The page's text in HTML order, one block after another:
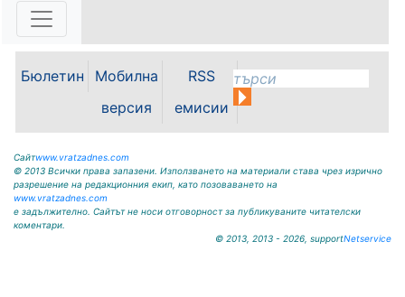
„Среща на три поколения“.
жители, гости от цялата страна и
туристи, избрали да лагеруват на
палатки под звездите, за...
Бюлетин
Мобилна
версия
RSS
емисии
Сайтwww.vratzadnes.com
© 2013 Всички права запазени. Използването на материали става чрез изрично
разрешение на редакционния екип, като позоваването на
www.vratzadnes.com
е задължително. Сайтът не носи отговорност за публикуваните читателски
коментари.
© 2013, 2013 - 2026, supportNetservice